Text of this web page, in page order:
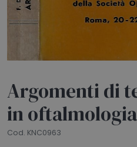
OUTLET
NEWSLETTER
Argomenti di
in oftalmologia
Cod. KNC0963